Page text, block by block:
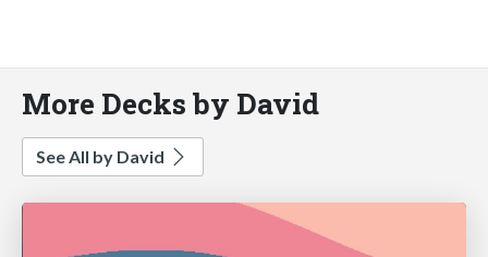
More Decks by David
See All by David